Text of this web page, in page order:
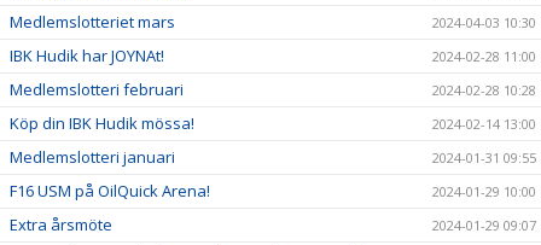
Medlemslotteriet mars 2024-04-03 10:30
IBK Hudik har JOYNAt! 2024-02-28 11:00
Medlemslotteri februari 2024-02-28 10:28
Köp din IBK Hudik mössa! 2024-02-14 13:00
Medlemslotteri januari 2024-01-31 09:55
F16 USM på OilQuick Arena! 2024-01-29 10:00
Extra årsmöte 2024-01-29 09:07